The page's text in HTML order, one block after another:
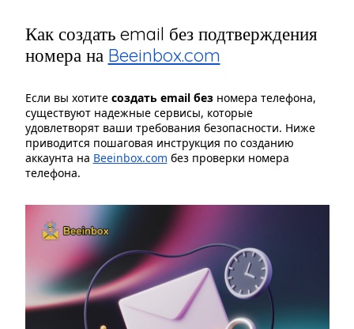
Как создать email без подтверждения
номера на Beeinbox.com
Если вы хотите создать email безномера телефона,
существуют надежные сервисы, которые
удовлетворят ваши требования безопасности. Ниже
приводится пошаговая инструкция по созданию
аккаунта на Beeinbox.com без проверки номера
телефона.